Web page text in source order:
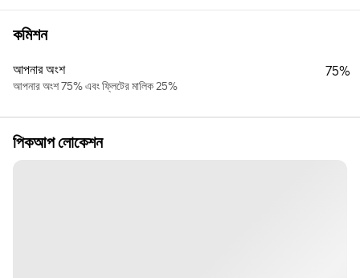
কমিশন
আপনার অংশ
আপনার অংশ 75% এবং ফ্লিটের মালিক 25%
75%
পিকআপ লোকেশন